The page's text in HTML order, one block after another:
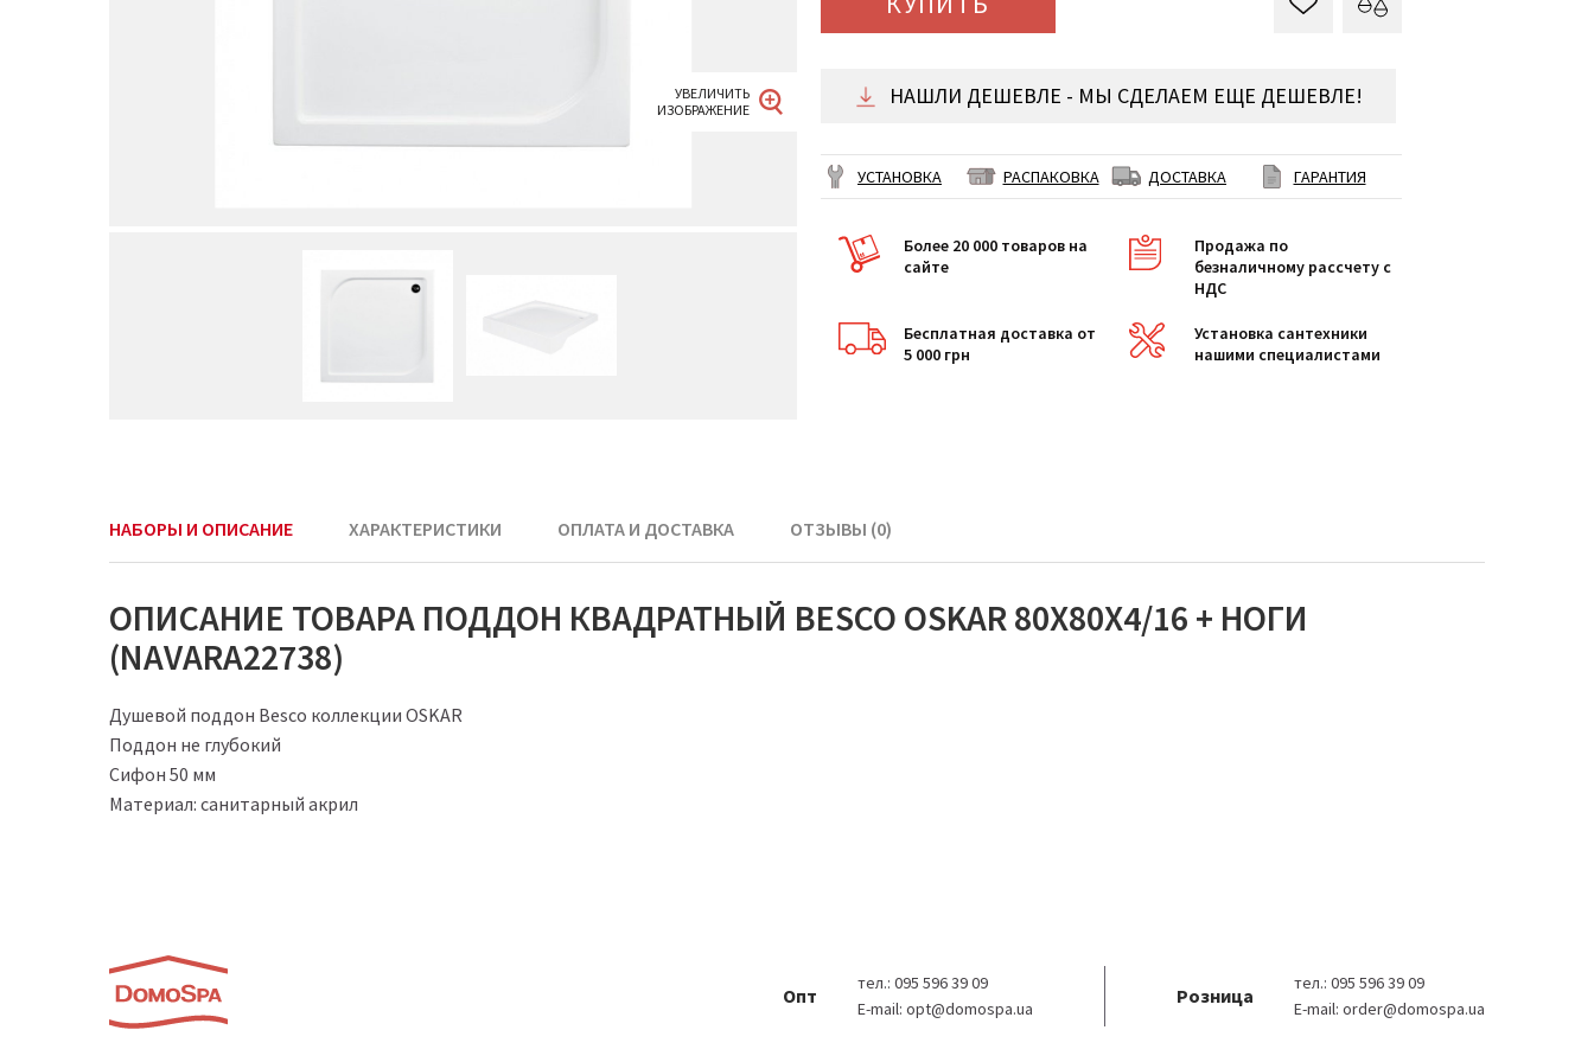
НАШЛИ ДЕШЕВЛЕ - МЫ СДЕЛАЕМ ЕЩЕ ДЕШЕВЛЕ!
УСТАНОВКА РАСПАКОВКА ДОСТАВКА ГАРАНТИЯ
Более 20 000 товаров на
сайте
Продажа по
безналичному рассчету с
НДС
Бесплатная доставка от
5 000 грн
Установка сантехники
нашими специалистами
НАБОРЫ И ОПИСАНИЕ ХАРАКТЕРИСТИКИ ОПЛАТА И ДОСТАВКА ОТЗЫВЫ (0)
ОПИСАНИЕ ТОВАРА ПОДДОН КВАДРАТНЫЙ BESCO OSKAR 80Х80Х4/16 + НОГИ
(NAVARA22738)
Душевой поддон Besco коллекции OSKAR
Поддон не глубокий
Сифон 50 мм
Материал: санитарный акрил
Опт
тел.: 095 596 39 09
E-mail: opt@domospa.ua
Розница
тел.: 095 596 39 09
E-mail: order@domospa.ua